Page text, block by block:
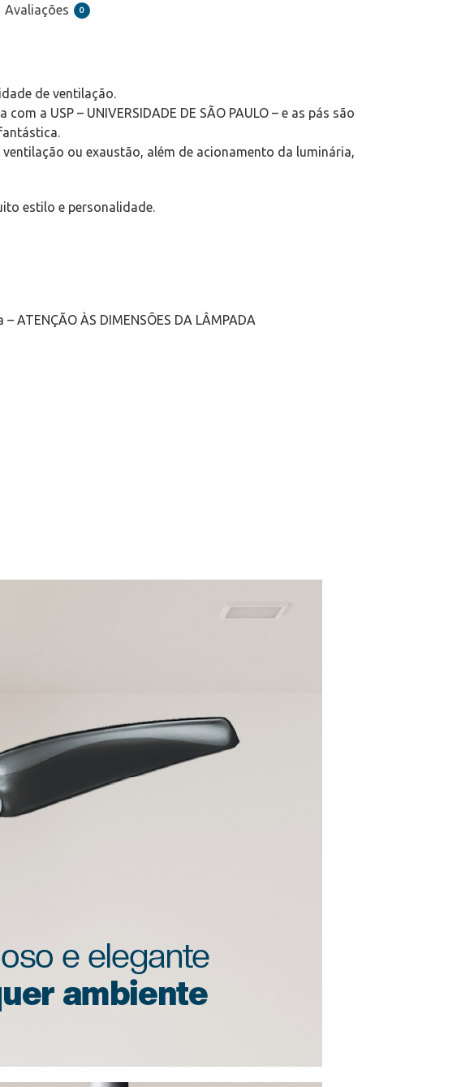
Avaliações 0
de ventilação.
a USP – UNIVERSIDADE DE SÃO PAULO – e as pás são
ou exaustão, além de acionamento da luminária,
estilo e personalidade.
ATENÇÃO ÀS DIMENSÕES DA LÂMPADA